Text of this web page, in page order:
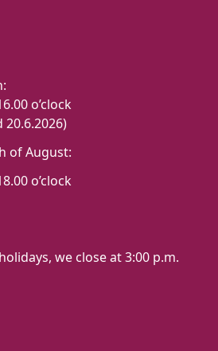
o’clock
20.6.2026)
of August:
o’clock
we close at 3:00 p.m.